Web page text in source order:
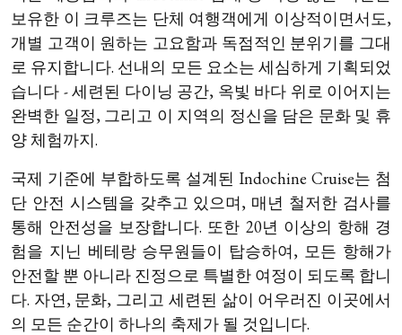
보유한 이 크루즈는 단체 여행객에게 이상적이면서도,
개별 고객이 원하는 고요함과 독점적인 분위기를 그대
로 유지합니다. 선내의 모든 요소는 세심하게 기획되었
습니다 - 세련된 다이닝 공간, 옥빛 바다 위로 이어지는
완벽한 일정, 그리고 이 지역의 정신을 담은 문화 및 휴
양 체험까지.
국제 기준에 부합하도록 설계된 Indochine Cruise는 첨
단 안전 시스템을 갖추고 있으며, 매년 철저한 검사를
통해 안전성을 보장합니다. 또한 20년 이상의 항해 경
험을 지닌 베테랑 승무원들이 탑승하여, 모든 항해가
안전할 뿐 아니라 진정으로 특별한 여정이 되도록 합니
다. 자연, 문화, 그리고 세련된 삶이 어우러진 이곳에서
의 모든 순간이 하나의 축제가 될 것입니다.